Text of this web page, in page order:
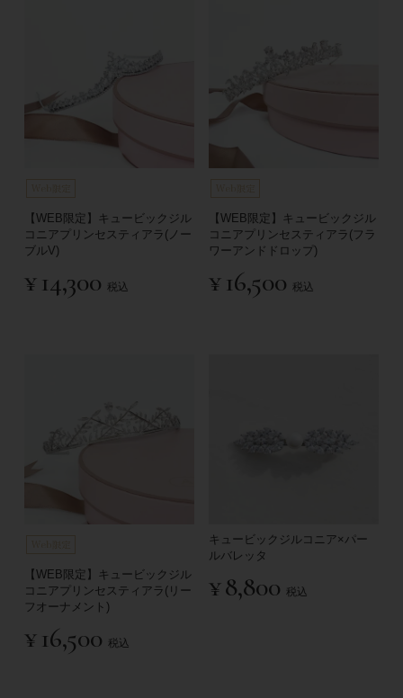
【WEB限定】キュービックジル
コニアプリンセスティアラ(ノー
ブルV)
¥ 14,300 税込
【WEB限定】キュービックジル
コニアプリンセスティアラ(フラ
ワーアンドドロップ)
¥ 16,500 税込
【WEB限定】キュービックジル
コニアプリンセスティアラ(リー
フオーナメント)
¥ 16,500 税込
キュービックジルコニア×パー
ルバレッタ
¥8,800 税込